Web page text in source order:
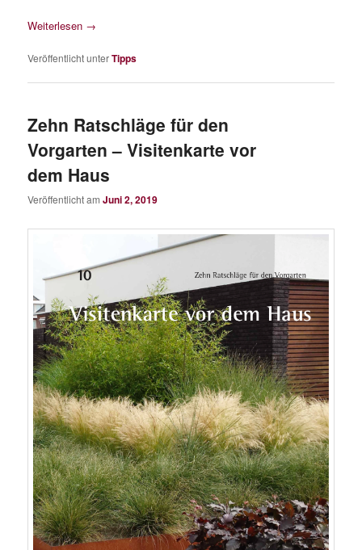
Weiterlesen →
Veröffentlicht unterTipps
Zehn Ratschläge für den
Vorgarten – Visitenkarte vor
dem Haus
Veröffentlicht amJuni 2, 2019